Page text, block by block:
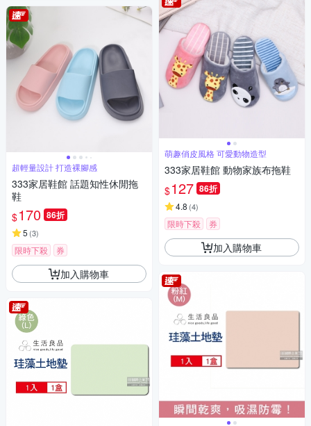
超輕量設計 打造裸腳感
333家居鞋館 話題知性休閒拖
鞋
$170 86折
5 (3)
限時下殺 券
加入購物車
萌趣俏皮風格 可愛動物造型
333家居鞋館 動物家族布拖鞋
$127 86折
4.8 (4)
限時下殺 券
加入購物車